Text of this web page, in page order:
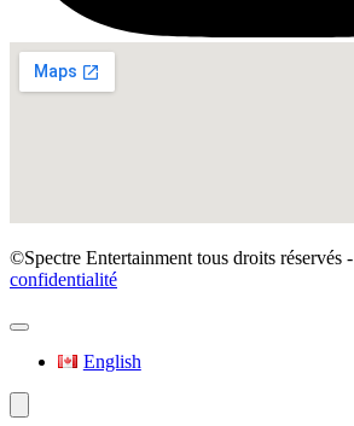
©Spectre Entertainment tous droits réservés -
confidentialité
English